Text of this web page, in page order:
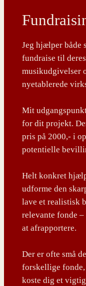
Jeg hjælper både
fundraise til
musikudgivelser
nyetablerede
Mit
for dit projekt.
pris på 2000,- i
potentielle
Helt konkret
udforme den
lave et realistisk
relevante fonde
at afrapportere.
Der er ofte små
forskellige fonde,
koste dig et